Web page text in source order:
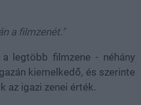
a filmzenét."
legtöbb filmzene - néhány
kiemelkedő, és szerinte
az igazi zenei érték.